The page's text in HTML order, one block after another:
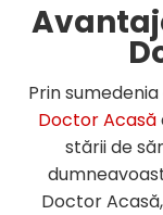
Prin
Doctor Acasă
stării de
Doctor